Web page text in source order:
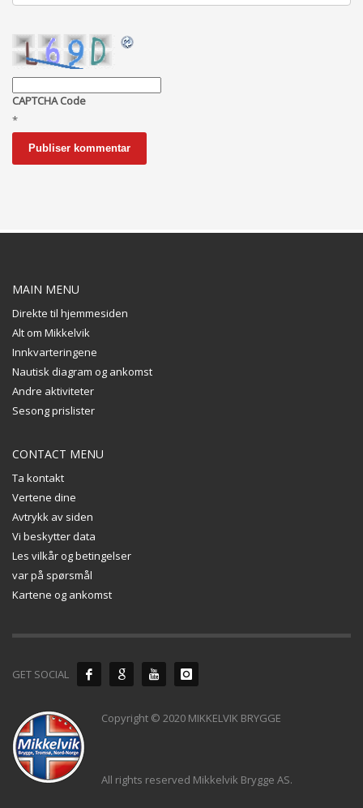
CAPTCHA Code
*
MAIN MENU
Direkte til hjemmesiden
Alt om Mikkelvik
Innkvarteringene
Nautisk diagram og ankomst
Andre aktiviteter
Sesong prislister
CONTACT MENU
Ta kontakt
Vertene dine
Avtrykk av siden
Vi beskytter data
Les vilkår og betingelser
var på spørsmål
Kartene og ankomst
GET SOCIAL
Copyright © 2020 MIKKELVIK BRYGGE
All rights reserved Mikkelvik Brygge AS.